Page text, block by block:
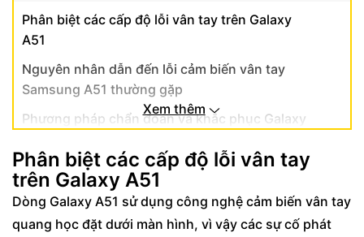
Phân biệt các cấp độ lỗi vân tay trên Galaxy
A51
Nguyên nhân dẫn đến lỗi cảm biến vân tay
Samsung A51 thường gặp
Phương pháp chẩn đoán và khắc phục Galaxy
Xem thêm
Phân biệt các cấp độ lỗi vân tay
trên Galaxy A51
Dòng Galaxy A51 sử dụng công nghệ cảm biến vân tay
quang học đặt dưới màn hình, vì vậy các sự cố phát